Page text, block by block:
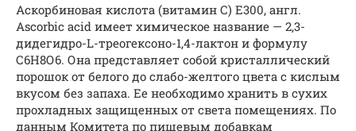
Аскорбиновая кислота (витамин С) Е300, англ.
Ascorbic acid имеет химическое название — 2,3-
дидегидро-L-треогексоно-1,4-лактон и формулу
С6Н8О6. Она представляет собой кристаллический
порошок от белого до слабо-желтого цвета с кислым
вкусом без запаха. Ее необходимо хранить в сухих
прохладных защищенных от света помещениях. По
данным Комитета по пищевым добавкам